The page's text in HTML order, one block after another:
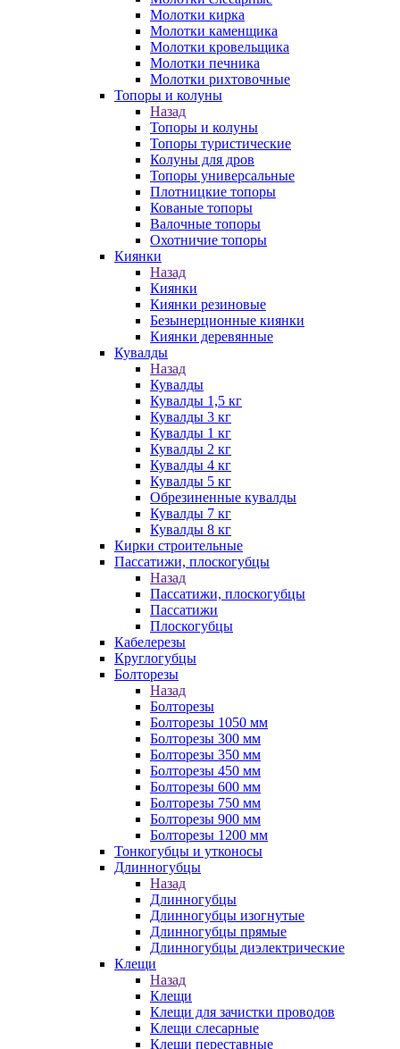
Молотки кирка
Молотки каменщика
Молотки кровельщика
Молотки печника
Молотки рихтовочные
Топоры и колуны
Назад
Топоры и колуны
Топоры туристические
Колуны для дров
Топоры универсальные
Плотницкие топоры
Кованые топоры
Валочные топоры
Охотничие топоры
Киянки
Назад
Киянки
Киянки резиновые
Безынерционные киянки
Киянки деревянные
Кувалды
Назад
Кувалды
Кувалды 1,5 кг
Кувалды 3 кг
Кувалды 1 кг
Кувалды 2 кг
Кувалды 4 кг
Кувалды 5 кг
Обрезиненные кувалды
Кувалды 7 кг
Кувалды 8 кг
Кирки строительные
Пассатижи, плоскогубцы
Назад
Пассатижи, плоскогубцы
Пассатижи
Плоскогубцы
Кабелерезы
Круглогубцы
Болторезы
Назад
Болторезы
Болторезы 1050 мм
Болторезы 300 мм
Болторезы 350 мм
Болторезы 450 мм
Болторезы 600 мм
Болторезы 750 мм
Болторезы 900 мм
Болторезы 1200 мм
Тонкогубцы и утконосы
Длинногубцы
Назад
Длинногубцы
Длинногубцы изогнутые
Длинногубцы прямые
Длинногубцы диэлектрические
Клещи
Назад
Клещи
Клещи для зачистки проводов
Клещи слесарные
Клещи переставные